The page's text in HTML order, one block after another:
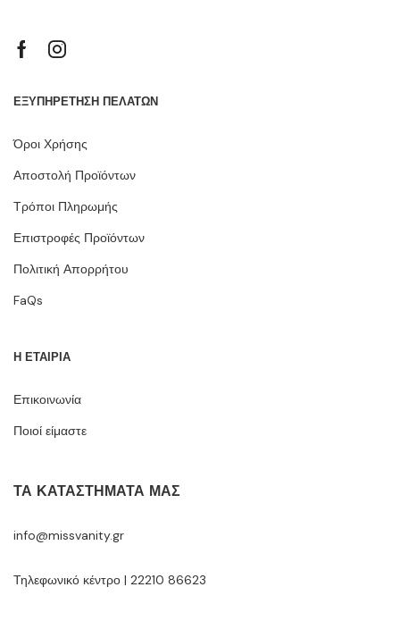
ΕΞΥΠΗΡΕΤΗΣΗ ΠΕΛΑΤΩΝ
Όροι Χρήσης
Αποστολή Προϊόντων
Τρόποι Πληρωμής
Επιστροφές Προϊόντων
Πολιτική Απορρήτου
FaQs
Η ΕΤΑΙΡΙΑ
Επικοινωνία
Ποιοί είμαστε
ΤΑ ΚΑΤΑΣΤΉΜΑΤΆ ΜΑΣ
info@missvanity.gr
Τηλεφωνικό κέντρο | 22210 86623